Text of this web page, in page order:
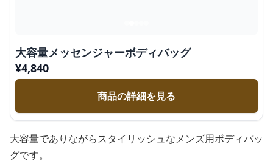
大容量メッセンジャーボディバッグ
¥4,840
商品の詳細を見る
大容量でありながらスタイリッシュなメンズ用ボディバッ
グです。